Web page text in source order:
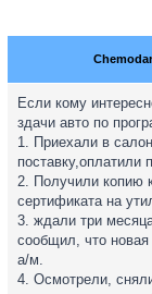
Если кому
здачи авто по
1. Приехали в
поставку,оплатили
2. Получили копию
сертификата на
3. ждали три
сообщил, что
а/м.
4. Осмотрели,